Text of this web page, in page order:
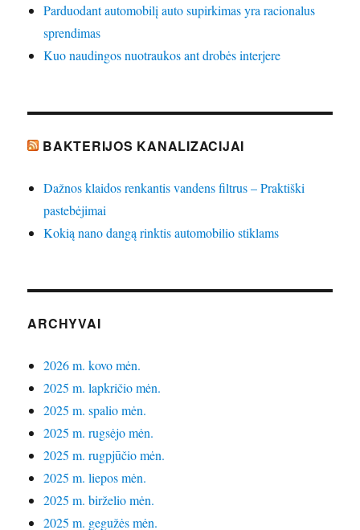
Parduodant automobilį auto supirkimas yra racionalus
sprendimas
Kuo naudingos nuotraukos ant drobės interjere
BAKTERIJOS KANALIZACIJAI
Dažnos klaidos renkantis vandens filtrus – Praktiški
pastebėjimai
Kokią nano dangą rinktis automobilio stiklams
ARCHYVAI
2026 m. kovo mėn.
2025 m. lapkričio mėn.
2025 m. spalio mėn.
2025 m. rugsėjo mėn.
2025 m. rugpjūčio mėn.
2025 m. liepos mėn.
2025 m. birželio mėn.
2025 m. gegužės mėn.